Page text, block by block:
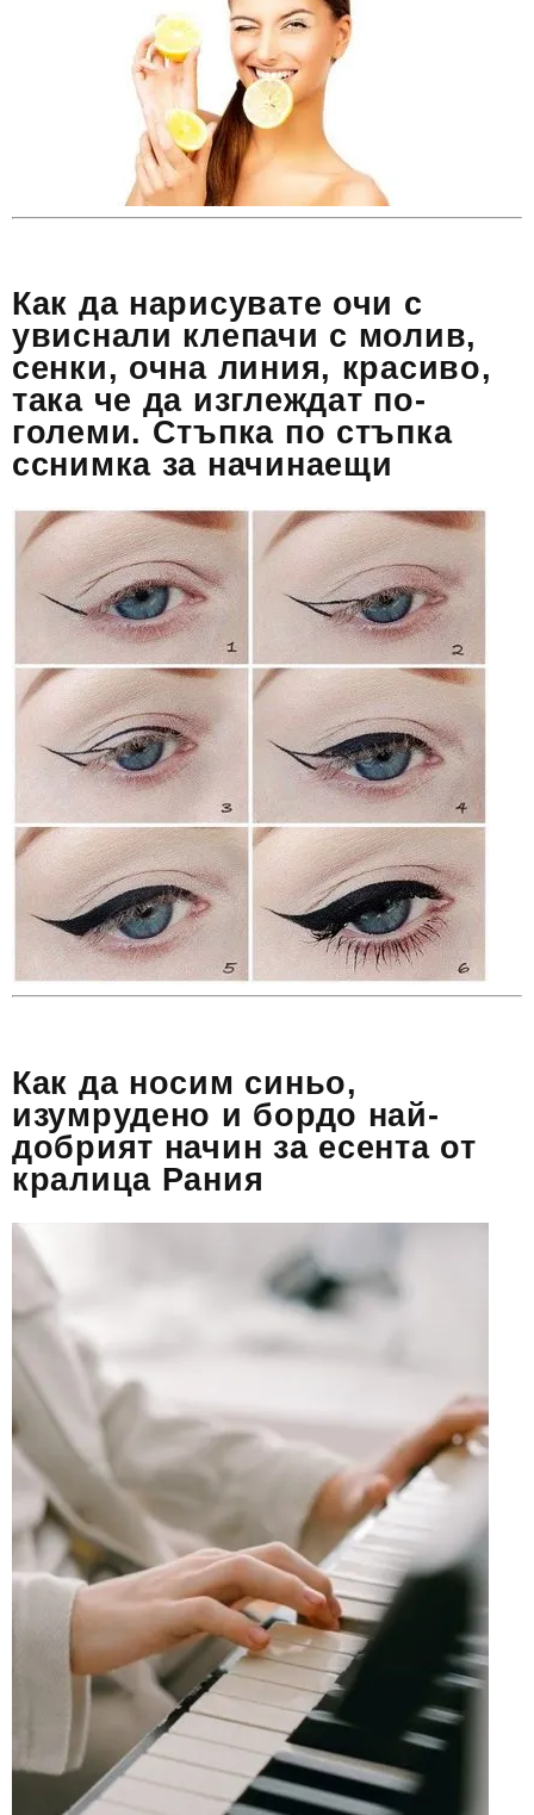
Как да нарисувате очи с
увиснали клепачи с молив,
сенки, очна линия, красиво,
така че да изглеждат по-
големи. Стъпка по стъпка
сснимка за начинаещи
Как да носим синьо,
изумрудено и бордо най-
добрият начин за есента от
кралица Рания